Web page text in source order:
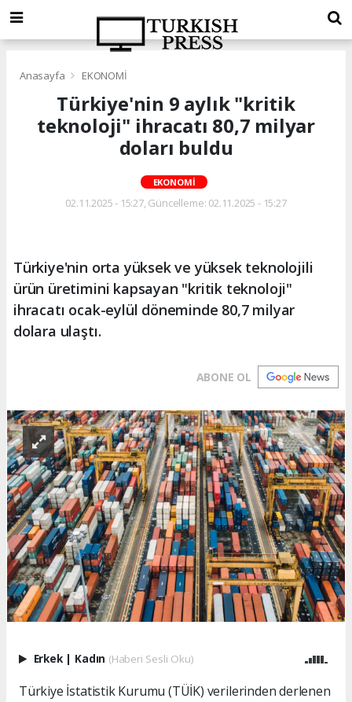
Anasayfa EKONOMİ
Türkiye'nin 9 aylık "kritik
teknoloji" ihracatı 80,7 milyar
doları buldu
EKONOMİ
02.11.2025 - 15:27, Güncelleme: 02.11.2025 - 15:27
Türkiye'nin orta yüksek ve yüksek teknolojili
ürün üretimini kapsayan "kritik teknoloji"
ihracatı ocak-eylül döneminde 80,7 milyar
dolara ulaştı.
ABONE OL
Erkek | Kadın (Haberi Sesli Oku)
Türkiye İstatistik Kurumu (TÜİK) verilerinden derlenen